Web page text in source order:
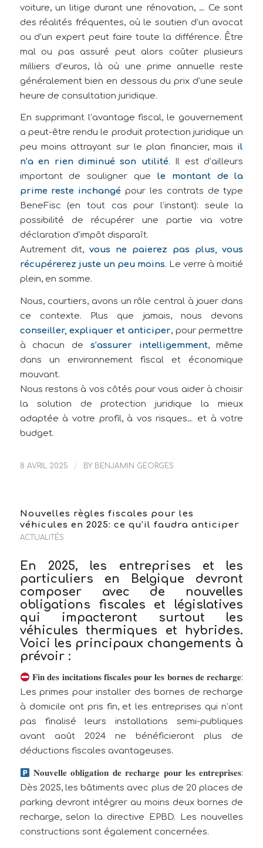
voiture, un litige durant une rénovation, … Ce sont
des réalités fréquentes, où le soutien d’un avocat
ou d’un expert peut faire toute la différence. Être
mal ou pas assuré peut alors coûter plusieurs
milliers d’euros, là où une prime annuelle reste
généralement bien en dessous du prix d’une seule
heure de consultation juridique.
En supprimant l’avantage fiscal, le gouvernement
a peut-être rendu le produit protection juridique un
peu moins attrayant sur le plan financier, mais il
n’a en rien diminué son utilité. Il est d’ailleurs
important de souligner que le montant de la
prime reste inchangé pour les contrats de type
BeneFisc (en tout cas pour l’instant): seule la
possibilité de récupérer une partie via votre
déclaration d’impôt disparaît.
Autrement dit,vous ne paierez pas plus, vous
récupérerez juste un peu moins. Le verre à moitié
plein, en somme.
Nous, courtiers, avons un rôle central à jouer dans
ce contexte. Plus que jamais, nous devons
conseiller, expliquer et anticiper, pour permettre
à chacun de s’assurer intelligemment, même
dans un environnement fiscal et économique
mouvant.
Nous restons à vos côtés pour vous aider à choisir
la solution de protection juridique la mieux
adaptée à votre profil, à vos risques… et à votre
budget.
8 AVRIL 2025 / BY BENJAMIN GEORGES
Nouvelles règles fiscales pour les
véhicules en 2025: ce qu’il faudra anticiper
ACTUALITÉS
En 2025, les entreprises et les
particuliers en Belgique devront
composer avec de nouvelles
obligations fiscales et législatives
qui impacteront surtout les
véhicules thermiques et hybrides.
Voici les principaux changements à
prévoir :
𝐅𝐢𝐧 𝐝𝐞𝐬 𝐢𝐧𝐜𝐢𝐭𝐚𝐭𝐢𝐨𝐧𝐬 𝐟𝐢𝐬𝐜𝐚𝐥𝐞𝐬 𝐩𝐨𝐮𝐫 𝐥𝐞𝐬 𝐛𝐨𝐫𝐧𝐞𝐬 𝐝𝐞 𝐫𝐞𝐜𝐡𝐚𝐫𝐠𝐞:
Les primes pour installer des bornes de recharge
à domicile ont pris fin, et les entreprises qui n’ont
pas finalisé leurs installations semi-publiques
avant août 2024 ne bénéficieront plus de
déductions fiscales avantageuses.
𝐍𝐨𝐮𝐯𝐞𝐥𝐥𝐞 𝐨𝐛𝐥𝐢𝐠𝐚𝐭𝐢𝐨𝐧 𝐝𝐞 𝐫𝐞𝐜𝐡𝐚𝐫𝐠𝐞 𝐩𝐨𝐮𝐫 𝐥𝐞𝐬 𝐞𝐧𝐭𝐫𝐞𝐩𝐫𝐢𝐬𝐞𝐬:
Dès 2025, les bâtiments avec plus de 20 places de
parking devront intégrer au moins deux bornes de
recharge, selon la directive EPBD. Les nouvelles
constructions sont également concernées.